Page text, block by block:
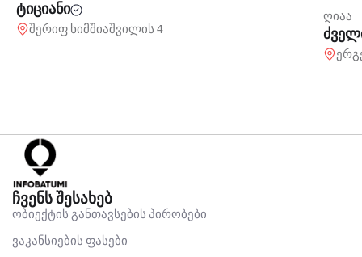
ტიციანი
შერიფ ხიმშიაშვილის 4
ღიაა
ჩვენს შესახებ
ობიექტის განთავსების პირობები
ვაკანსიების ფასები